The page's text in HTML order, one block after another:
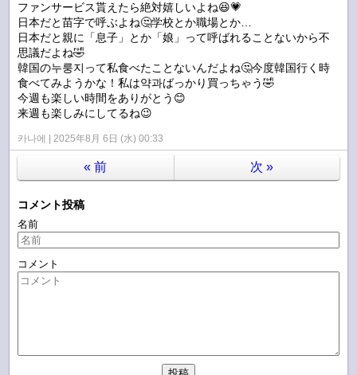
ファンサービス貰えたら絶対嬉しいよね😆💗
日本だと苗字で呼ぶよね🤔学校とか職場とか…
日本だと親に「息子」とか「娘」って呼ばれることないから不
思議だよね🤣
韓国の누룽지って私食べたことないんだよね🤔今度韓国行く時
食べてみようかな！私は약과ばっかり買っちゃう🤣
今週も楽しい時間をありがとう😊
来週も楽しみにしてるね😉
카나에 2025年8月 6日 (水) 00:33
« 前 次 »
コメント投稿
名前
コメント